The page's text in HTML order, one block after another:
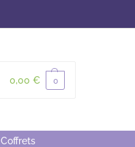
0,00 € 0
Coffrets